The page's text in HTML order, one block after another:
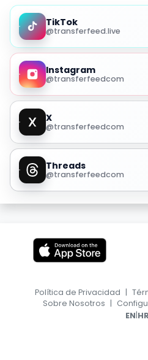
TikTok
@transferfeed.live
Instagram
@transferfeedcom
X
@transferfeedcom
Threads
@transferfeedcom
Política de Privacidad |
Sobre Nosotros |
EN|HR